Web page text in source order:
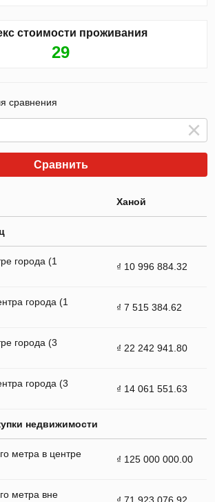
стоимости проживания
29
сравнения
Сравнить
Ханой
города (1
₫ 10 996 884.32
города (1
₫ 7 515 384.62
города (3
₫ 22 242 941.80
города (3
₫ 14 061 551.63
недвижимости
метра в центре
₫ 125 000 000.00
метра вне
₫ 71 923 076.92